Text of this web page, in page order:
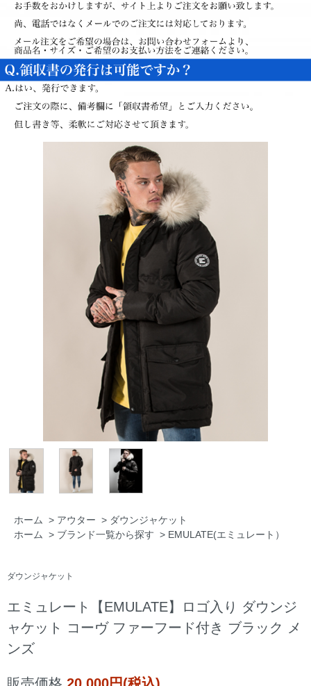
ホーム > アウター > ダウンジャケット
ホーム > ブランド一覧から探す > EMULATE(エミュレート）
ダウンジャケット
エミュレート【EMULATE】ロゴ入り ダウンジ
ャケット コーヴ ファーフード付き ブラック メ
ンズ